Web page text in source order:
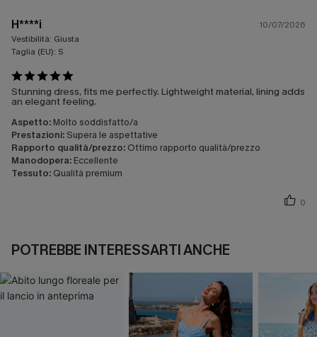
H****i
10/07/2026
Vestibilità: Giusta
Taglia (EU): S
Stunning dress, fits me perfectly. Lightweight material, lining adds
an elegant feeling.
Aspetto: Molto soddisfatto/a
Prestazioni: Supera le aspettative
Rapporto qualità/prezzo: Ottimo rapporto qualità/prezzo
Manodopera: Eccellente
Tessuto: Qualità premium
0
POTREBBE INTERESSARTI ANCHE